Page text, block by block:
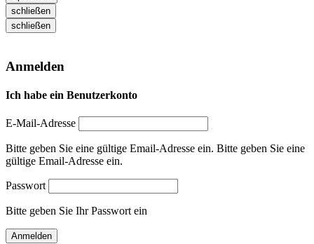
schließen
schließen
Anmelden
Ich habe ein Benutzerkonto
E-Mail-Adresse
Bitte geben Sie eine gültige Email-Adresse ein. Bitte geben Sie eine
gültige Email-Adresse ein.
Passwort
Bitte geben Sie Ihr Passwort ein
Anmelden